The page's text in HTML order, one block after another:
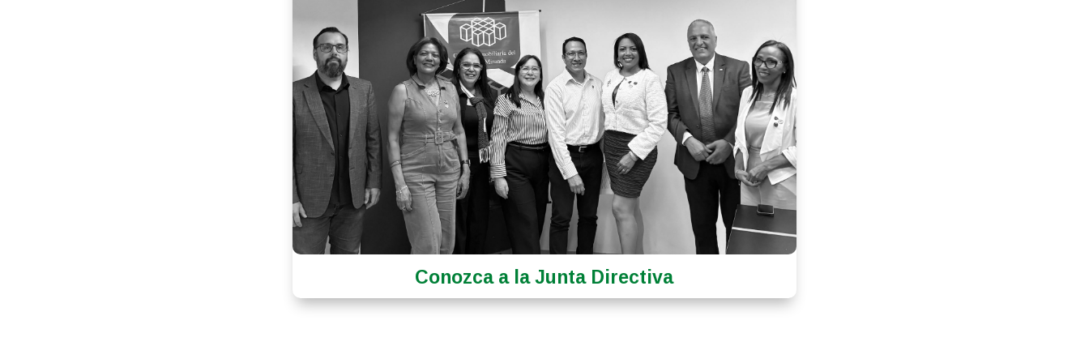
Conozca a la Junta Directiva